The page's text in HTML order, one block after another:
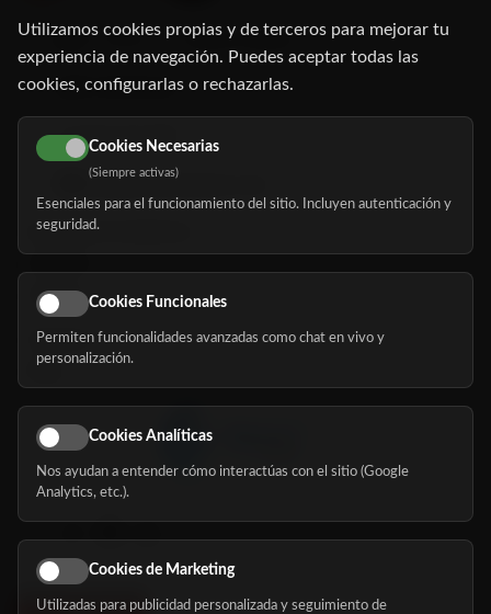
C/ Oruro, 11. 28016 Madrid
91 345 06 26
616 113 103
hola@mundomayor.com
Buscador de residencias
Eventos
Nosotros
Síguenos
Utilizamos cookies propias y de terceros para mejorar tu
experiencia de navegación. Puedes aceptar todas las
cookies, configurarlas o rechazarlas.
Cookies Necesarias
(Siempre activas)
Esenciales para el funcionamiento del sitio. Incluyen autenticación y
seguridad.
Cookies Funcionales
Permiten funcionalidades avanzadas como chat en vivo y
personalización.
Cookies Analíticas
Nos ayudan a entender cómo interactúas con el sitio (Google
Analytics, etc.).
Cookies de Marketing
Utilizadas para publicidad personalizada y seguimiento de